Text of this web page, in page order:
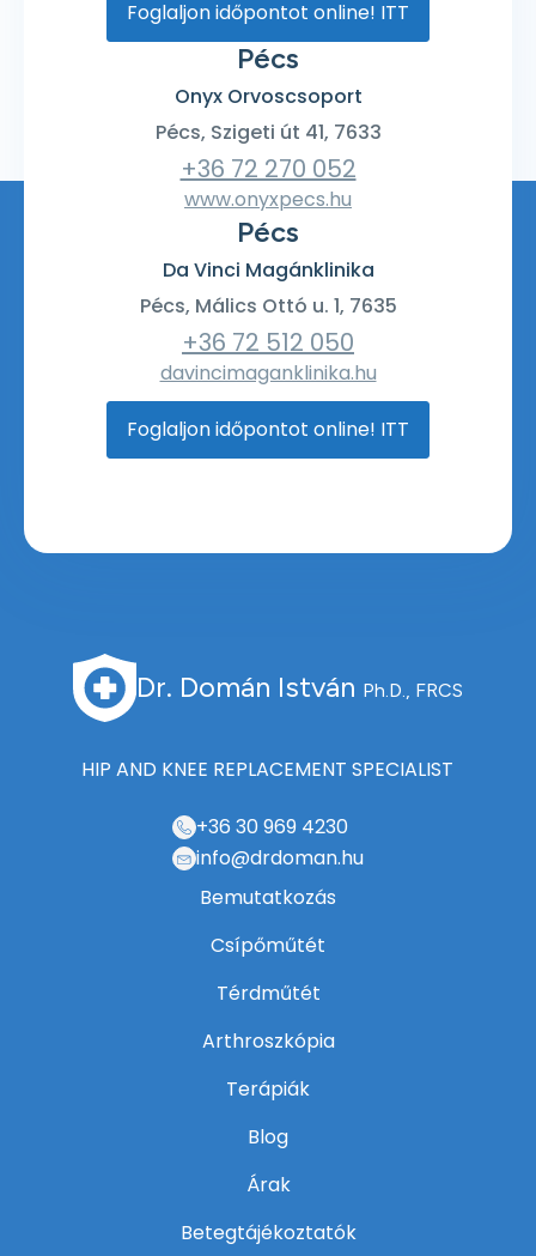
Foglaljon időpontot online! ITT
Pécs
Onyx Orvoscsoport
Pécs, Szigeti út 41, 7633
+36 72 270 052
www.onyxpecs.hu
Pécs
Da Vinci Magánklinika
Pécs, Málics Ottó u. 1, 7635
+36 72 512 050
davincimaganklinika.hu
Foglaljon időpontot online! ITT
Dr. Domán István Ph.D., FRCS
HIP AND KNEE REPLACEMENT SPECIALIST
+36 30 969 4230
info@drdoman.hu
Bemutatkozás
Csípőműtét
Térdműtét
Arthroszkópia
Terápiák
Blog
Árak
Betegtájékoztatók